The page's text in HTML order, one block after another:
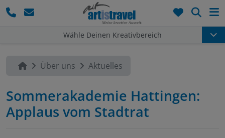
Wähle Deinen Kreativbereich
Über uns Aktuelles
Sommerakademie Hattingen:
Applaus vom Stadtrat